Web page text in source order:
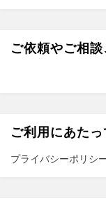
k
ご依頼やご相
ご利用にあたっ
プライバシーポリシ